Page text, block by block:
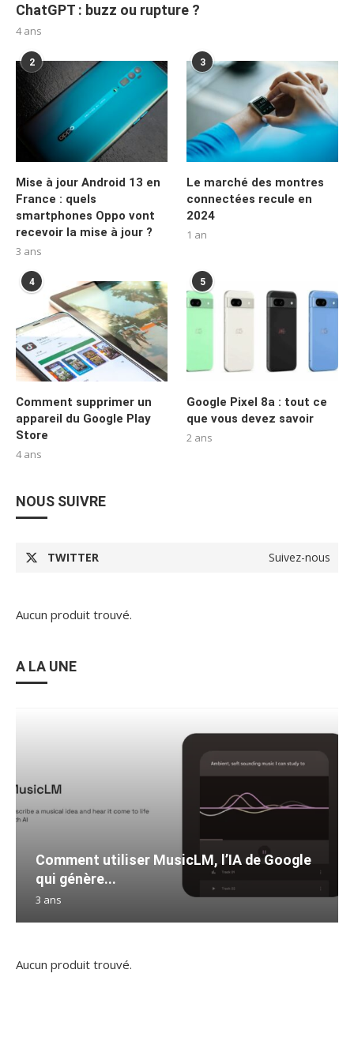
ChatGPT : buzz ou rupture ?
4 ans
2
Mise à jour Android 13 en
France : quels
smartphones Oppo vont
recevoir la mise à jour ?
3 ans
3
Le marché des montres
connectées recule en
2024
1 an
4
Comment supprimer un
appareil du Google Play
Store
4 ans
5
Google Pixel 8a : tout ce
que vous devez savoir
2 ans
NOUS SUIVRE
TWITTER Suivez-nous
Aucun produit trouvé.
A LA UNE
Comment utiliser MusicLM, l’IA de Google
qui génère...
3 ans
Aucun produit trouvé.